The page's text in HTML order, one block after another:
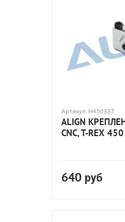
Артикул: H45033T
ALIGN
CNC, T-REX
640 руб